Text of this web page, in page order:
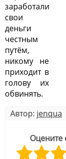
заработали
свои
деньги
честным
путём,
никому не
приходит в
голову их
обвинять.
Автор: jenqua
Оцените